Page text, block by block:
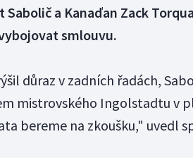
a Kanaďan Zack
smlouvu.
důraz v zadních řadách,
mistrovského Ingolstadtu v
bereme na zkoušku," uvedl